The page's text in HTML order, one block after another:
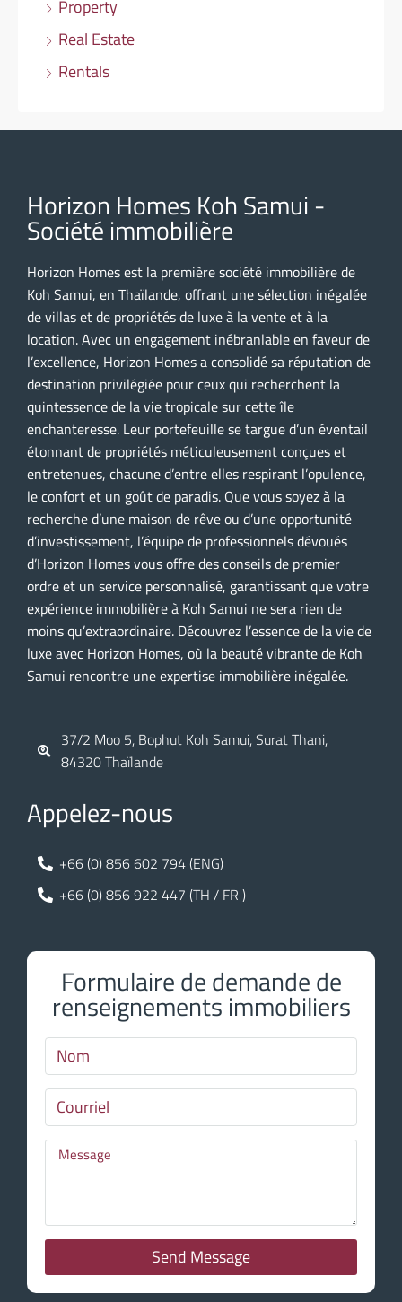
Property
Real Estate
Rentals
Horizon Homes Koh Samui -
Société immobilière
Horizon Homes est la première société immobilière de
Koh Samui, en Thaïlande, offrant une sélection inégalée
de villas et de propriétés de luxe à la vente et à la
location. Avec un engagement inébranlable en faveur de
l’excellence, Horizon Homes a consolidé sa réputation de
destination privilégiée pour ceux qui recherchent la
quintessence de la vie tropicale sur cette île
enchanteresse. Leur portefeuille se targue d’un éventail
étonnant de propriétés méticuleusement conçues et
entretenues, chacune d’entre elles respirant l’opulence,
le confort et un goût de paradis. Que vous soyez à la
recherche d’une maison de rêve ou d’une opportunité
d’investissement, l’équipe de professionnels dévoués
d’Horizon Homes vous offre des conseils de premier
ordre et un service personnalisé, garantissant que votre
expérience immobilière à Koh Samui ne sera rien de
moins qu’extraordinaire. Découvrez l’essence de la vie de
luxe avec Horizon Homes, où la beauté vibrante de Koh
Samui rencontre une expertise immobilière inégalée.
37/2 Moo 5, Bophut Koh Samui, Surat Thani,
84320 Thaïlande
Appelez-nous
+66 (0) 856 602 794 (ENG)
+66 (0) 856 922 447 (TH / FR )
Formulaire de demande de
renseignements immobiliers
Send Message